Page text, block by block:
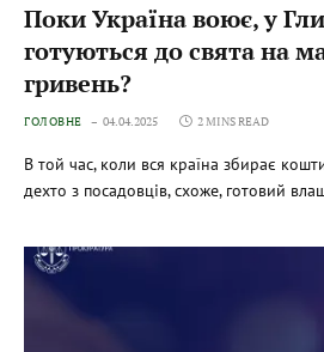
Поки Україна воює, у
готуються до свята на
гривень?
ГОЛОВНЕ 04.04.2025 2 MINS READ
В той час, коли вся країна збирає
дехто з посадовців, схоже, готовий